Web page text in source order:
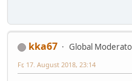
kka67
Global
Fr, 17. August 2018, 23:14